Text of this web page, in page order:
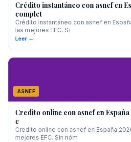
Crédito instantáneo con asnef en
complet
Crédito instantáneo con asnef en
las mejores EFC. Si
Leer →
ASNEF
Credito online con asnef en
c
Credito online con asnef en España
mejores EFC. Sin nóm